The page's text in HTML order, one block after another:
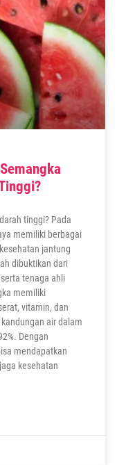
tinggi? Pada
memiliki berbagai
jantung
dibuktikan dari
tenaga ahli
memiliki
vitamin, dan
air dalam
Dengan
mendapatkan
kesehatan